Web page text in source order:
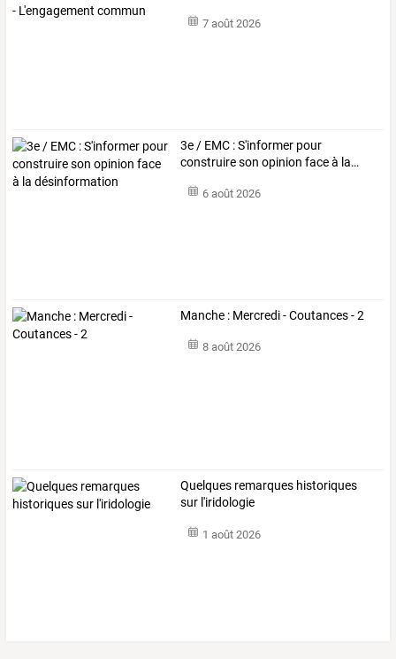
7 août 2026
3e / EMC :S'informer pour
construireson opinion faceà la…
6 août 2026
Manche : Mercredi - Coutances - 2
8 août 2026
Quelques remarques historiques
sur l'iridologie
1 août 2026